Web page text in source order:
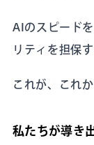
AIのスピード
リティを担保す
これが、これ
私たちが導き